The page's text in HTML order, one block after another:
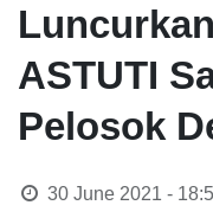
ASTUTI
Pelosok
30 June 2021 -